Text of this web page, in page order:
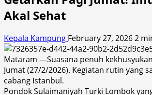
Akal Sehat
Kepala Kampung February 27, 20262
Mataram —Suasana penuh
Jumat (27/2/2026). Kegiatan rutin yang
cabang Istanbul.
Pondok Sulaimaniyah Turki Lombok